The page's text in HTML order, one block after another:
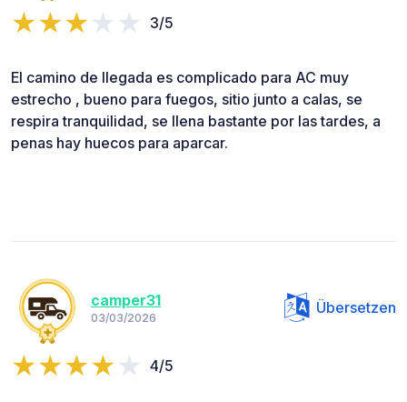
3/5
El camino de llegada es complicado para AC muy
estrecho , bueno para fuegos, sitio junto a calas, se
respira tranquilidad, se llena bastante por las tardes, a
penas hay huecos para aparcar.
camper31
03/03/2026
Übersetzen
4/5